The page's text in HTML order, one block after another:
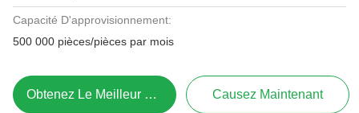
Capacité D'approvisionnement:
500 000 pièces/pièces par mois
Obtenez Le Meilleur Prix Causez Maintenant